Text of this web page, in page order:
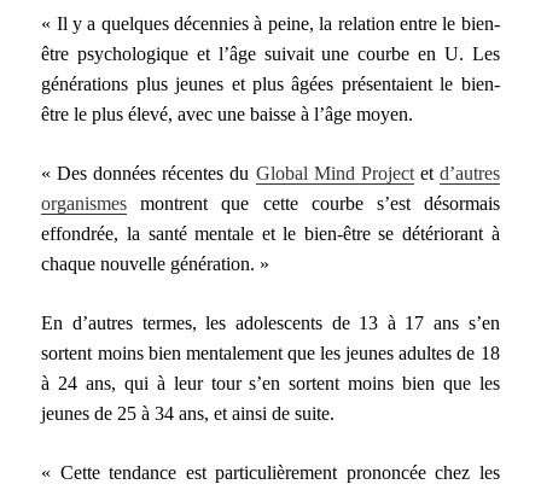
« Il y a quelques décennies à peine, la relation entre le bien-
être psychologique et l’âge suivait une courbe en U. Les
générations plus jeunes et plus âgées présentaient le bien-
être le plus élevé, avec une baisse à l’âge moyen.
« Des données récentes du Global Mind Projectet d’autres
organismes montrent que cette courbe s’est désormais
effondrée, la santé mentale et le bien-être se détériorant à
chaque nouvelle génération. »
En d’autres termes, les adolescents de 13 à 17 ans s’en
sortent moins bien mentalement que les jeunes adultes de 18
à 24 ans, qui à leur tour s’en sortent moins bien que les
jeunes de 25 à 34 ans, et ainsi de suite.
« Cette tendance est particulièrement prononcée chez les